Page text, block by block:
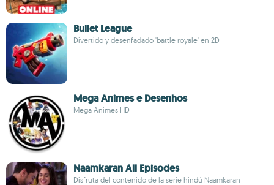
Bullet League
Divertido y desenfadado 'battle royale' en 2D
Mega Animes e Desenhos
Mega Animes HD
Naamkaran All Episodes
Disfruta del contenido de la serie hindú Naamkaran